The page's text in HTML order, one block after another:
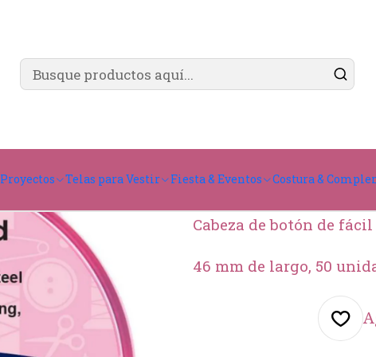
Proyectos Telas para Vestir Fiesta & Eventos Costura &
Alfiler
Cabeza de botón de
46 mm de largo, 50